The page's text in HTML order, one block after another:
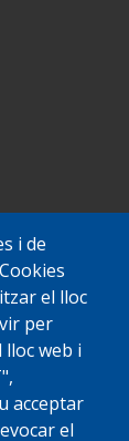
i de
el lloc
per
web i
acceptar
el